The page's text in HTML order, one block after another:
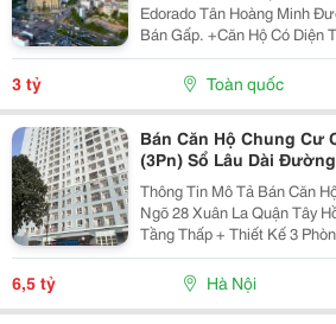
Edorado Tân Hoàng Minh
Bán Gấp. +Căn Hộ Có Diện Tích 35M2 ( 1 Ngủ + 1 Vệ
Sinh) + Nhà Nội Thất Còn Mới Đẹp. + Tiện
Mùa, Sân Vườn, Tập Gym,
3 tỷ Toàn quốc
Bán Căn Hộ Chung Cư
(3Pn) Sổ Lâu Dài
Thông Tin Mô Tả Bán Căn Hộ Chung Cư Ct36 Xuân La
Ngõ 28 Xuân La Quận Tây
Tầng Thấp + Thiết Kế 3
Căn Góc 2 Mặt Thoáng. +
Hồng. Liên Hệ Ngay Để
6,5 tỷ Hà Nội